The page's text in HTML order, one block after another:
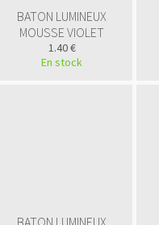
BATON LUMINEUX
MOUSSE VIOLET
1.40 €
En stock
BATON LUMINEUX